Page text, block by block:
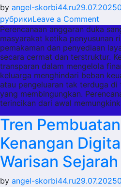
by angel-skorbi44.ru29.07.2025
рубрикиLeave a Comment
Biaya
Perencanaan anggaran duka
masyarakat ketika penyusunan
pemakaman dan penyediaan
secara cermat dan terstruktur.
transparan dalam mengelola
keluarga menghindari beban
atau pengeluaran tak terduga di
yang membingungkan.
terincikan dari awal
Tren
Kenangan
Warisan
by angel-skorbi44.ru29.07.2025